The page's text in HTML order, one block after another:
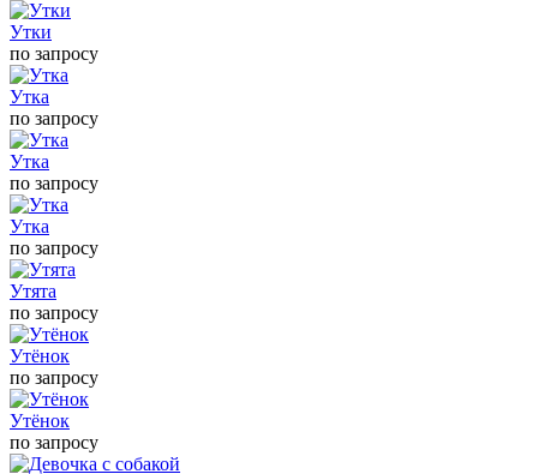
Утки
по запросу
Утка
по запросу
Утка
по запросу
Утка
по запросу
Утята
по запросу
Утёнок
по запросу
Утёнок
по запросу